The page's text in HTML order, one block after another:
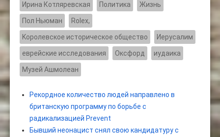
Ирина Котляревская Политика Жизнь
Пол Ньюман Rolex,
Kоролевское историческое общество Иерусалим
еврейские исследования Оксфорд иудаика
Музей Ашмолеан
Рекордное количество людей направлено в
британскую программу по борьбе с
радикализацией Prevent
Бывший неонацист снял свою кандидатуру с